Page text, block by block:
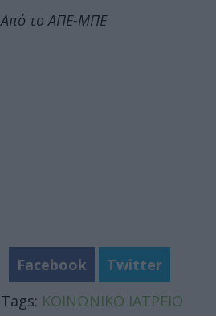
Από το ΑΠΕ-ΜΠΕ
Facebook
Twitter
Tags: ΚΟΙΝΩΝΙΚΟ ΙΑΤΡΕΙΟ